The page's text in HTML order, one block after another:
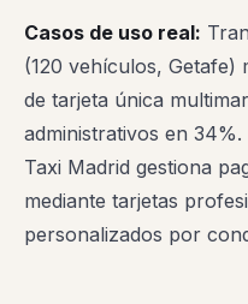
Casos de uso real:
(120 vehículos, Getafe)
de tarjeta única
administrativos en
Taxi Madrid gestiona
mediante tarjetas
personalizados por